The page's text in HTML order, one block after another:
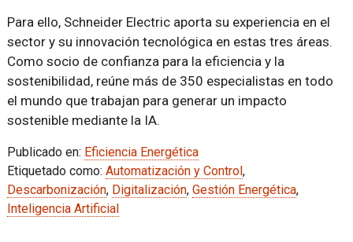
Para ello, Schneider Electric aporta su experiencia en el
sector y su innovación tecnológica en estas tres áreas.
Como socio de confianza para la eficiencia y la
sostenibilidad, reúne más de 350 especialistas en todo
el mundo que trabajan para generar un impacto
sostenible mediante la IA.
Publicado en: Eficiencia Energética
Etiquetado como: Automatización y Control ,
Descarbonización, Digitalización, Gestión Energética,
Inteligencia Artificial